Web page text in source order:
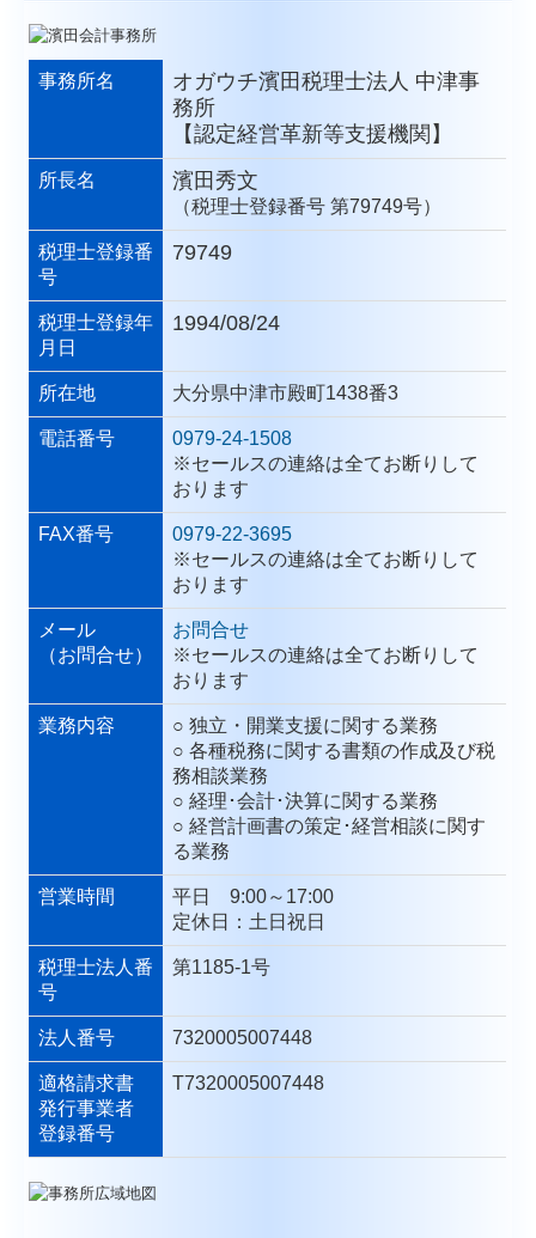
事務所名
オガウチ濱田税理士法人 中津事
務所
【認定経営革新等支援機関】
所長名 濱田秀文
（税理士登録番号 第79749号）
税理士登録番
号
79749
税理士登録年
月日
1994/08/24
所在地 大分県中津市殿町1438番3
電話番号
0979-24-1508
※セールスの連絡は全てお断りして
おります
FAX番号
0979-22-3695
※セールスの連絡は全てお断りして
おります
メール
（お問合せ）
お問合せ
※セールスの連絡は全てお断りして
おります
業務内容
○ 独立・開業支援に関する業務
○ 各種税務に関する書類の作成及び税
務相談業務
○ 経理･会計･決算に関する業務
○ 経営計画書の策定･経営相談に関す
る業務
営業時間
平日 9:00～17:00
定休日：土日祝日
税理士法人番
号
第1185-1号
法人番号 7320005007448
適格請求書
発行事業者
登録番号
T7320005007448